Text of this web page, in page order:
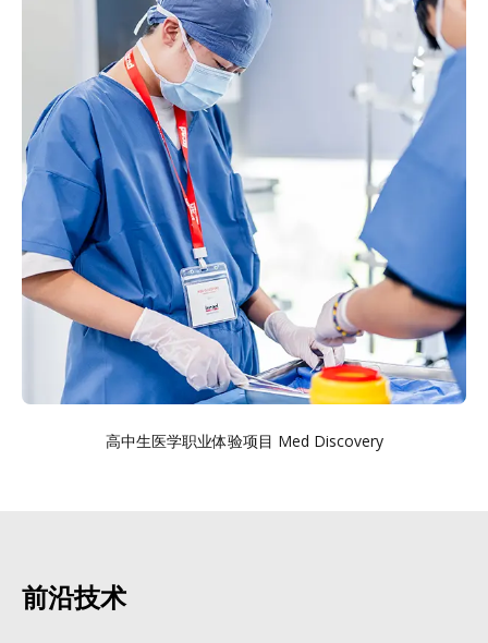
高中生医学职业体验项目 Med Discovery
前沿技术